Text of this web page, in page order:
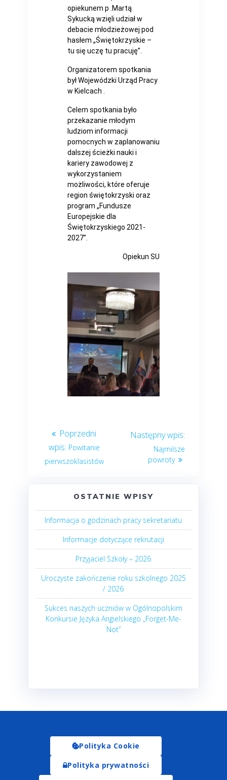
opiekunem p .Martą
Sykucką wzięli udział w
debacie młodzieżowej pod
hasłem „Świętokrzyskie –
tu się uczę tu pracuję”.
Organizatorem spotkania
był Wojewódzki Urząd Pracy
w Kielcach .
Celem spotkania było
przekazanie młodym
ludziom informacji
pomocnych w zaplanowaniu
dalszej ścieżki nauki i
kariery zawodowej z
wykorzystaniem
możliwości, które oferuje
region świętokrzyski oraz
program „Fundusze
Europejskie dla
Świętokrzyskiego 2021-
2027”.
Opiekun SU
Powitanie
pierwszoklasistów
Najmilsze
powroty
OSTATNIE WPISY
Informacja o godzinach pracy sekretariatu
Informacje dotyczące rekrutacji
Przyjaciel Szkoły – 2026
Uroczyste zakończenie roku szkolnego 2025
/ 2026
Sukces naszych uczniów w Ogólnopolskim
Konkursie Języka Angielskiego „Forget-Me-
Not”
Polityka Cookie
Polityka prywatności